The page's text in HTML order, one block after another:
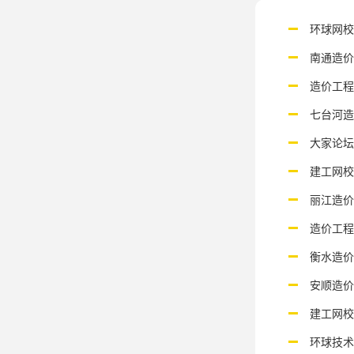
环球网
南通造
造价工
七台河
大家论
建工网
丽江造
造价工
衡水造
安顺造
建工网
环球技